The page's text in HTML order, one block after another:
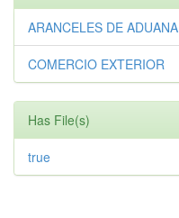
ARANCELES DE ADUANA
COMERCIO EXTERIOR
Has File(s)
true